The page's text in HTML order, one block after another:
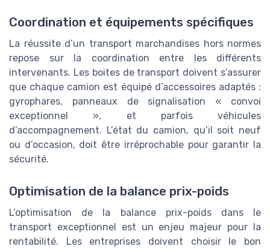
Coordination et équipements spécifiques
La réussite d’un transport marchandises hors normes
repose sur la coordination entre les différents
intervenants. Les boites de transport doivent s’assurer
que chaque camion est équipé d’accessoires adaptés :
gyrophares, panneaux de signalisation « convoi
exceptionnel », et parfois véhicules
d’accompagnement. L’état du camion, qu’il soit neuf
ou d’occasion, doit être irréprochable pour garantir la
sécurité.
Optimisation de la balance prix-poids
L’optimisation de la balance prix-poids dans le
transport exceptionnel est un enjeu majeur pour la
rentabilité. Les entreprises doivent choisir le bon